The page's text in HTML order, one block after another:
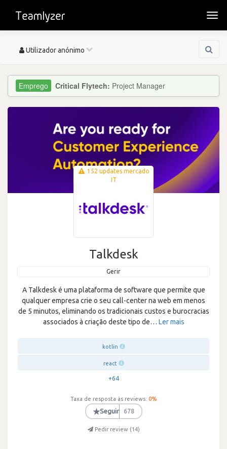
Toggle
Utilizador anónimo
Critical Flytech: Project Manager
152 updates mercado
IT
Talkdesk
Gerir
A Talkdesk é uma plataforma de software que permite que
qualquer empresa crie o seu call-center na web em menos
de 5 minutos, eliminando os tradicionais custos e burocracias
associados à criação deste tipo de… Ler mais
kotlin
react
+64
Taxa de resposta às reviews: 0%
★Seguir 678
Pedir review (14)